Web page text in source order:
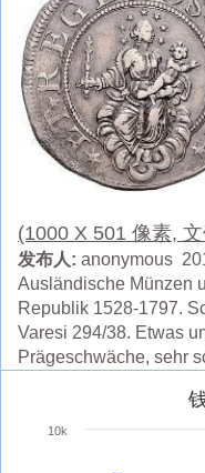
(1000 X 501 像素,
发布人: anonymous
Ausländische Münzen
Republik 1528-1797.
Varesi 294/38. Etwas
Prägeschwäche, sehr